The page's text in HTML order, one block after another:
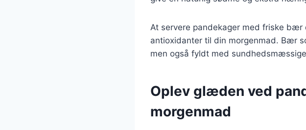
At servere pandekager med friske
antioxidanter til din morgenmad. Bær
men også fyldt med
Oplev glæden ved
morgenmad